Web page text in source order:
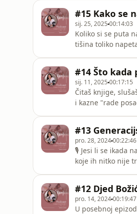
nosiš, počne
#15 Kako se
sij. 25, 2025 00:14:03
Koliko si se puta
tišina toliko napeta da ju možeš
sami. Djeca su
#14 Što
sij. 11, 2025 00:17:15
Čitaš knjige,
i kazne "rade
#13
pro. 28, 202400:22:46
🎙 Jesi li se ikada
koje ih nitko nije
#12 Djed
pro. 14, 202400:19:47
U posebnoj